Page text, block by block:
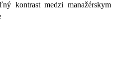
kontrast medzi manažérskym